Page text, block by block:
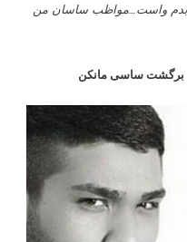
بدم واست…مواظب ساسان من
برگشت ساسی مانکن